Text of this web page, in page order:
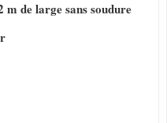
m de large sans soudure